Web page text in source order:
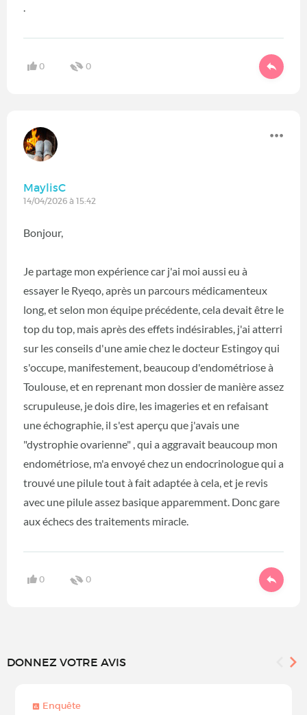
.
0 0
MaylisC
14/04/2026 à 15:42
Bonjour,
Je partage mon expérience car j'ai moi aussi eu à
essayer le Ryeqo, après un parcours médicamenteux
long, et selon mon équipe précédente, cela devait être le
top du top, mais après des effets indésirables, j'ai atterri
sur les conseils d'une amie chez le docteur Estingoy qui
s'occupe, manifestement, beaucoup d'endométriose à
Toulouse, et en reprenant mon dossier de manière assez
scrupuleuse, je dois dire, les imageries et en refaisant
une échographie, il s'est aperçu que j'avais une
"dystrophie ovarienne" , qui a aggravait beaucoup mon
endométriose, m'a envoyé chez un endocrinologue qui a
trouvé une pilule tout à fait adaptée à cela, et je revis
avec une pilule assez basique apparemment. Donc gare
aux échecs des traitements miracle.
0 0
DONNEZ VOTRE AVIS
Enquête